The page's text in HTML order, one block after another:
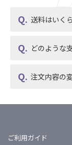
送料はいく
どのような
注文内容の
ご利用ガイド